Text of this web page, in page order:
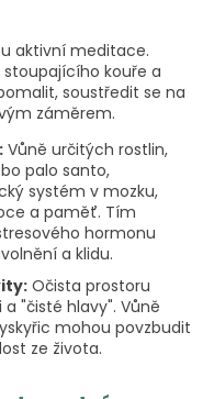
aktivní meditace.
kouře a
soustředit se na
záměrem.
Vůně určitých rostlin,
palo santo,
systém v mozku,
a paměť. Tím
hormonu
a klidu.
Očista prostoru
"čisté hlavy". Vůně
mohou povzbudit
ze života.